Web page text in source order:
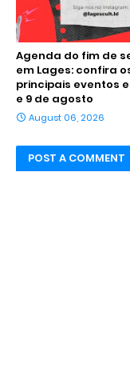
Agenda do fim de
em Lages: confira
principais eventos
e 9 de agosto
August 06, 2026
POST A COMMENT